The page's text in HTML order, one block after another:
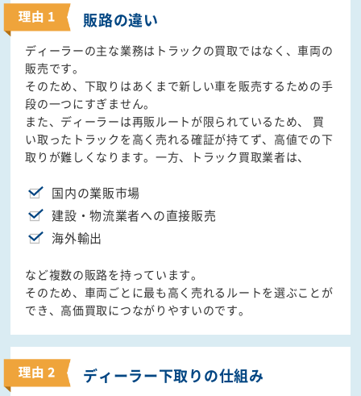
販路の違い
ディーラーの主な業務はトラックの買取ではなく、車両の
販売です。
そのため、下取りはあくまで新しい車を販売するための手
段の一つにすぎません。
また、ディーラーは再販ルートが限られているため、 買
い取ったトラックを高く売れる確証が持てず、高値での下
取りが難しくなります。一方、トラック買取業者は、
国内の業販市場
建設・物流業者への直接販売
海外輸出
など複数の販路を持っています。
そのため、車両ごとに最も高く売れるルートを選ぶことが
でき、高価買取につながりやすいのです。
ディーラー下取りの仕組み